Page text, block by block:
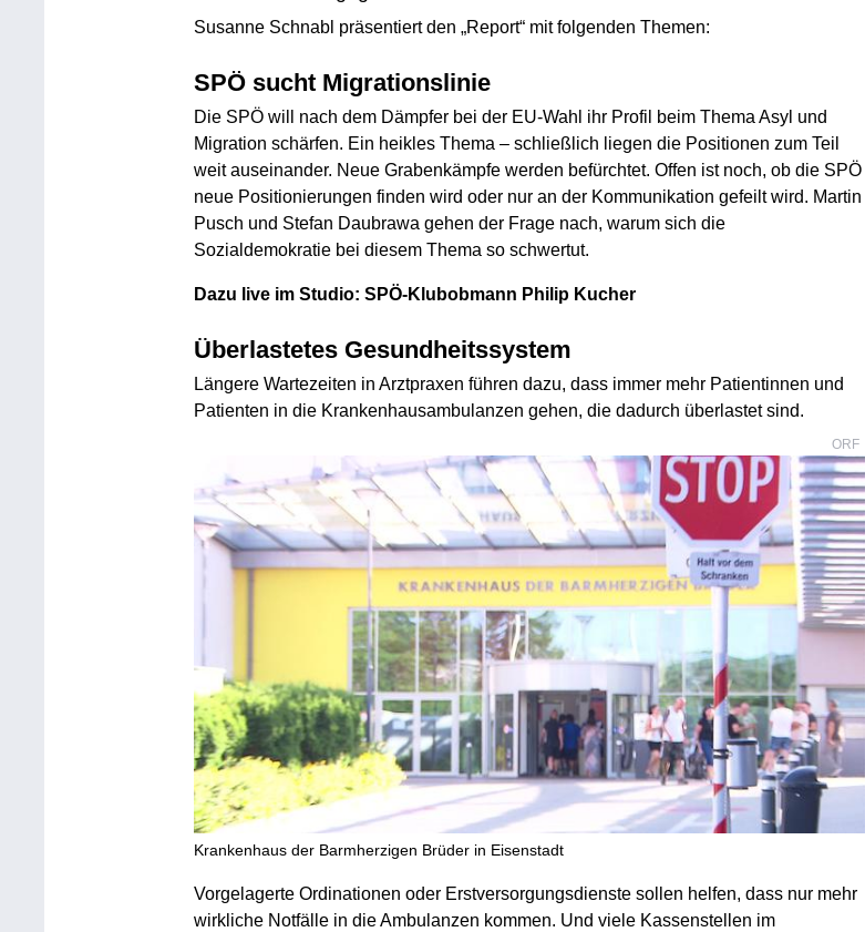
Susanne Schnabl präsentiert den „Report“ mit folgenden Themen:
SPÖ sucht Migrationslinie
Die SPÖ will nach dem Dämpfer bei der EU-Wahl ihr Profil beim Thema Asyl und
Migration schärfen. Ein heikles Thema – schließlich liegen die Positionen zum Teil
weit auseinander. Neue Grabenkämpfe werden befürchtet. Offen ist noch, ob die SPÖ
neue Positionierungen finden wird oder nur an der Kommunikation gefeilt wird. Martin
Pusch und Stefan Daubrawa gehen der Frage nach, warum sich die
Sozialdemokratie bei diesem Thema so schwertut.
Dazu live im Studio: SPÖ-Klubobmann Philip Kucher
Überlastetes Gesundheitssystem
Längere Wartezeiten in Arztpraxen führen dazu, dass immer mehr Patientinnen und
Patienten in die Krankenhausambulanzen gehen, die dadurch überlastet sind.
ORF
Krankenhaus der Barmherzigen Brüder in Eisenstadt
Vorgelagerte Ordinationen oder Erstversorgungsdienste sollen helfen, dass nur mehr
wirkliche Notfälle in die Ambulanzen kommen. Und viele Kassenstellen im